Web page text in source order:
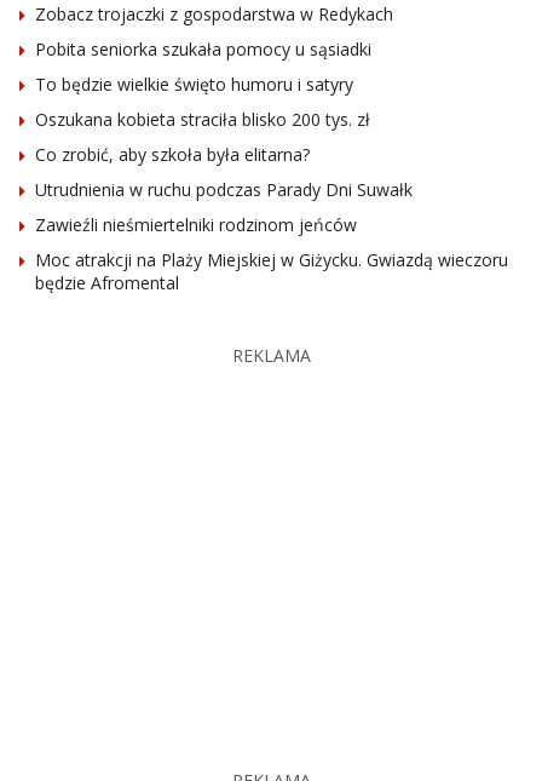
Zobacz trojaczki z gospodarstwa w Redykach
Pobita seniorka szukała pomocy u sąsiadki
To będzie wielkie święto humoru i satyry
Oszukana kobieta straciła blisko 200 tys. zł
Co zrobić, aby szkoła była elitarna?
Utrudnienia w ruchu podczas Parady Dni Suwałk
Zawieźli nieśmiertelniki rodzinom jeńców
Moc atrakcji na Plaży Miejskiej w Giżycku. Gwiazdą wieczoru
będzie Afromental
REKLAMA